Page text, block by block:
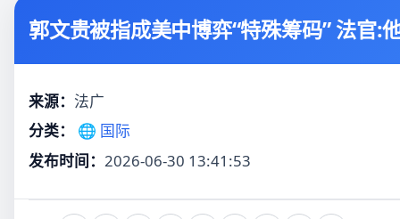
郭文贵被指成美中博弈“特殊筹码” 法官:
来源： 法广
分类：
🌐 国际
发布时间： 2026-06-30 13:41:53